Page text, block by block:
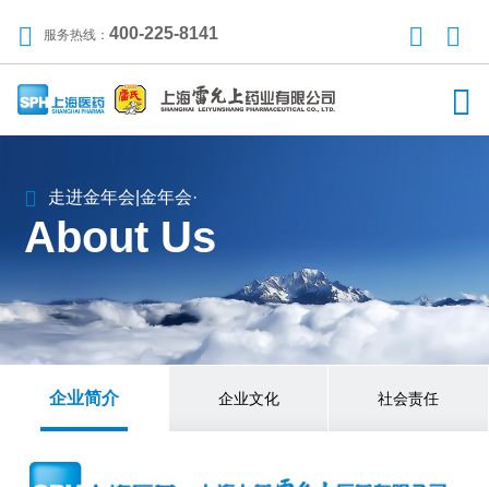
服务热线： 400-225-8141
走进金年会|金年会·
About Us
企业简介 企业文化 社会责任